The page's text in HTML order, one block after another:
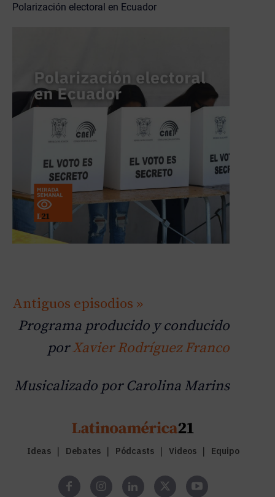
Polarización electoral en Ecuador
Antiguos episodios »
Programa producido y conducido
porXavier Rodríguez Franco
Musicalizado por Carolina Marins
Ideas Debates Pódcasts Videos Equipo